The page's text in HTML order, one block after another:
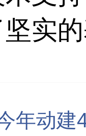
实
年动建